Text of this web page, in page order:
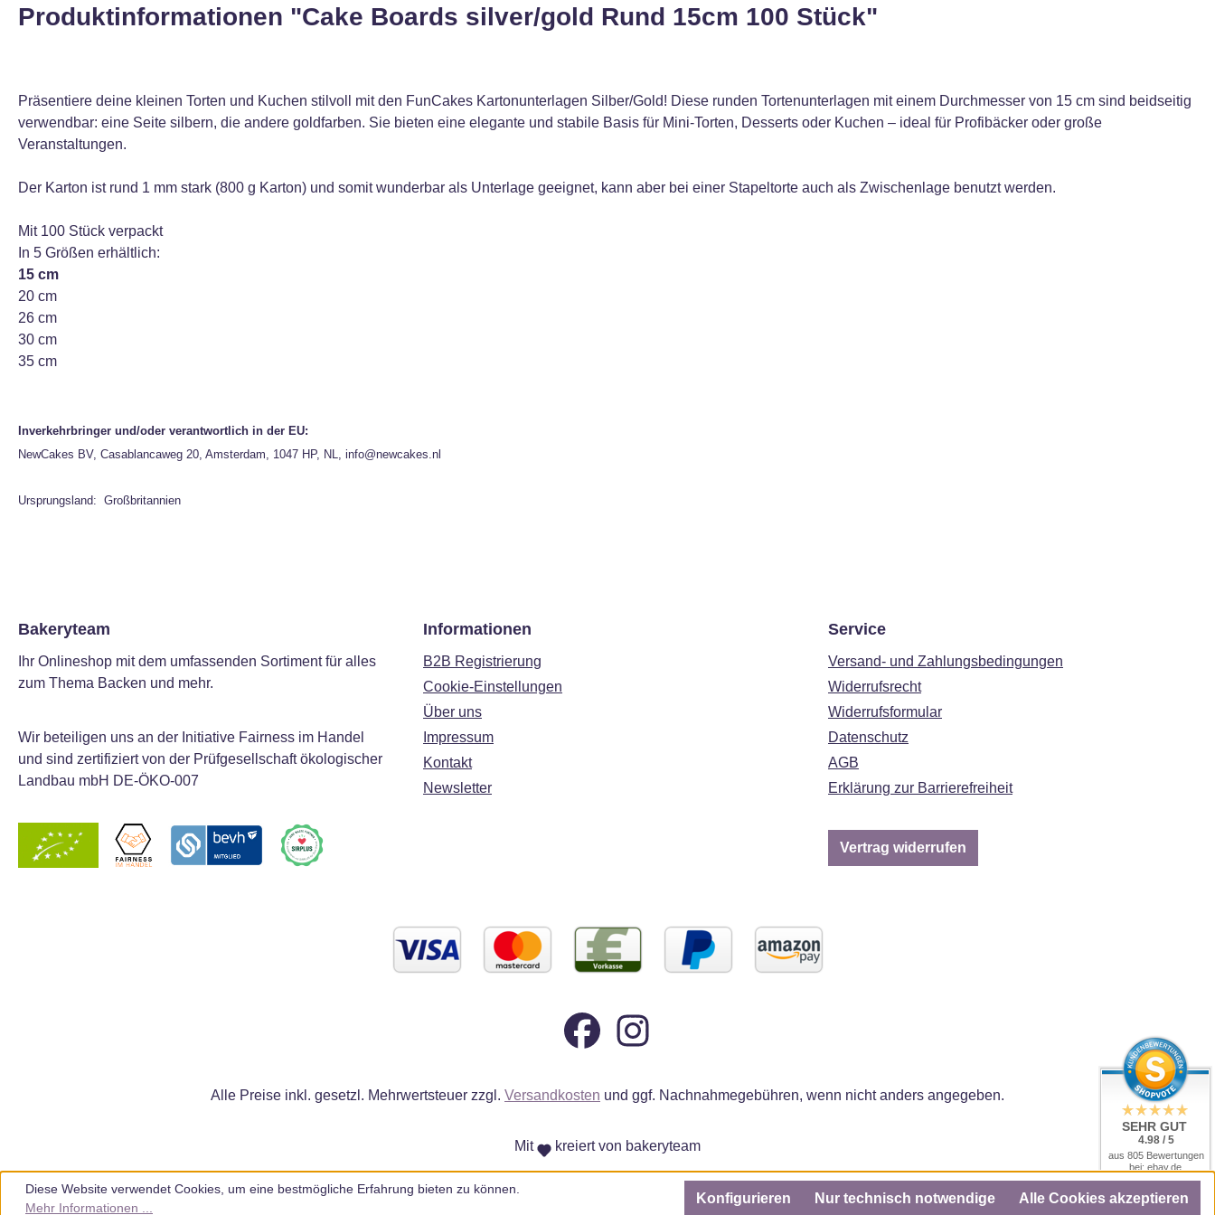
Produktinformationen "Cake Boards silver/gold Rund 15cm 100 Stück"
Präsentiere deine kleinen Torten und Kuchen stilvoll mit den FunCakes Kartonunterlagen Silber/Gold! Diese runden Tortenunterlagen mit einem Durchmesser von 15 cm sind beidseitig
verwendbar: eine Seite silbern, die andere goldfarben. Sie bieten eine elegante und stabile Basis für Mini-Torten, Desserts oder Kuchen – ideal für Profibäcker oder große
Veranstaltungen.
Der Karton ist rund 1 mm stark (800 g Karton) und somit wunderbar als Unterlage geeignet, kann aber bei einer Stapeltorte auch als Zwischenlage benutzt werden.
Mit 100 Stück verpackt
In 5 Größen erhältlich:
15 cm
20 cm
26 cm
30 cm
35 cm
Inverkehrbringer und/oder verantwortlich in der EU:
NewCakes BV, Casablancaweg 20, Amsterdam, 1047 HP, NL, info@newcakes.nl
Ursprungsland: Großbritannien
Bakeryteam
Ihr Onlineshop mit dem umfassenden Sortiment für alles
zum Thema Backen und mehr.
Wir beteiligen uns an der Initiative Fairness im Handel
und sind zertifiziert von der Prüfgesellschaft ökologischer
Landbau mbH DE-ÖKO-007
Informationen
B2B Registrierung
Cookie-Einstellungen
Über uns
Impressum
Kontakt
Newsletter
Service
Versand- und Zahlungsbedingungen
Widerrufsrecht
Widerrufsformular
Datenschutz
AGB
Erklärung zur Barrierefreiheit
Vertrag widerrufen
Alle Preise inkl. gesetzl. Mehrwertsteuer zzgl. Versandkosten und ggf. Nachnahmegebühren, wenn nicht anders angegeben.
Mit kreiert von bakeryteam
Diese Website verwendet Cookies, um eine bestmögliche Erfahrung bieten zu können.
Mehr Informationen ...
Nur technisch notwendige
Konfigurieren Alle Cookies akzeptieren
SEHR GUT
4.98 / 5
aus 805 Bewertungen
bei: ebay.de,
amazon.de, amazon.it,
shopvote.de